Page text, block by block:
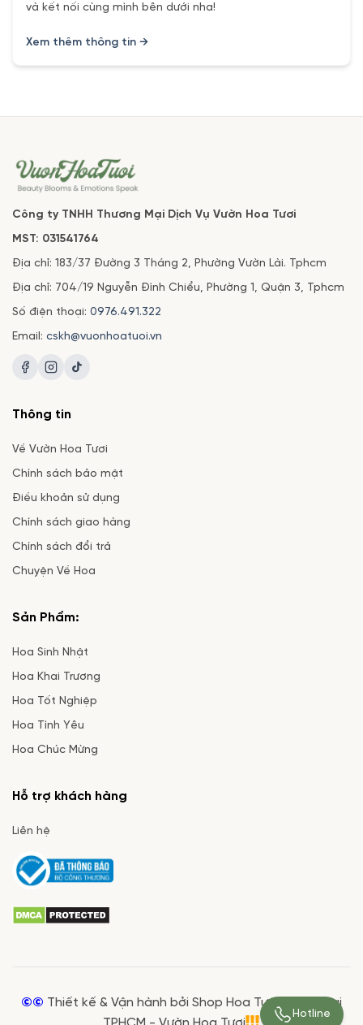
và kết nối cùng mình bên dưới nha!
Xem thêm thông tin →
Công ty TNHH Thương Mại Dịch Vụ Vườn Hoa Tươi
MST: 031541764
Địa chỉ: 183/37 Đường 3 Tháng 2, Phường Vườn Lài. Tphcm
Địa chỉ: 704/19 Nguyễn Đình Chiểu, Phường 1, Quận 3, Tphcm
Số điện thoại: 0976.491.322
Email: cskh@vuonhoatuoi.vn
Thông tin
Về Vườn Hoa Tươi
Chính sách bảo mật
Điều khoản sử dụng
Chính sách giao hàng
Chính sách đổi trả
Chuyện Về Hoa
Sản Phẩm:
Hoa Sinh Nhật
Hoa Khai Trương
Hoa Tốt Nghiệp
Hoa Tình Yêu
Hoa Chúc Mừng
Hỗ trợ khách hàng
Liên hệ
©© Thiết kế & Vận hành bởi Shop Hoa Tươi Giá Rẻ tại
Hotline